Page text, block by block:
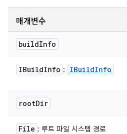
매개변수
buildInfo
IBuildInfo : IBuildInfo
rootDir
File : 루트 파일 시스템 경로